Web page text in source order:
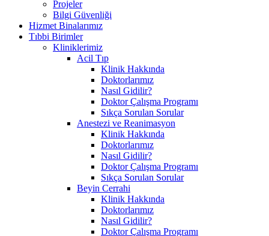
Projeler
Bilgi Güvenliği
Hizmet Binalarımız
Tıbbi Birimler
Kliniklerimiz
Acil Tıp
Klinik Hakkında
Doktorlarımız
Nasıl Gidilir?
Doktor Çalışma Programı
Sıkça Sorulan Sorular
Anestezi ve Reanimasyon
Klinik Hakkında
Doktorlarımız
Nasıl Gidilir?
Doktor Çalışma Programı
Sıkça Sorulan Sorular
Beyin Cerrahi
Klinik Hakkında
Doktorlarımız
Nasıl Gidilir?
Doktor Çalışma Programı